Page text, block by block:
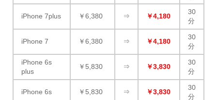
iPhone 7plus ￥6,380 ⇒ ￥4,180
30
分
iPhone 7 ￥6,380 ⇒ ￥4,180
30
分
iPhone 6s
plus
￥5,830 ⇒ ￥3,830
30
分
iPhone 6s ￥5,830 ⇒ ￥3,830
30
分